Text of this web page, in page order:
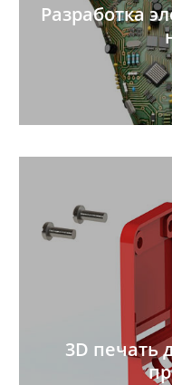
Разработка
3D печать